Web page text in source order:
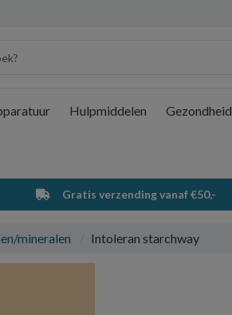
Hulpmiddelen Gezondheid
Gratis verzending vanaf €50,-
mineralen Intoleran starchway